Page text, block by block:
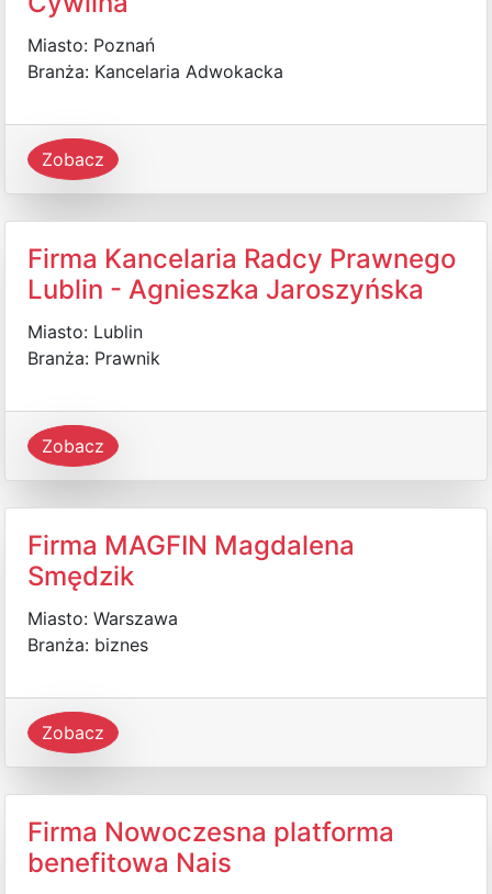
Miasto: Poznań
Branża: Kancelaria Adwokacka
Zobacz
Firma Kancelaria Radcy Prawnego
Lublin - Agnieszka Jaroszyńska
Miasto: Lublin
Branża: Prawnik
Zobacz
Firma MAGFIN Magdalena
Smędzik
Miasto: Warszawa
Branża: biznes
Zobacz
Firma Nowoczesna platforma
benefitowa Nais